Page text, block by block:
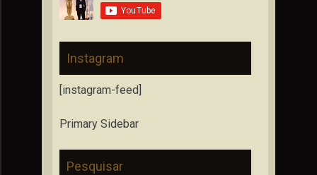
Instagram
[instagram-feed]
Primary Sidebar
Pesquisar